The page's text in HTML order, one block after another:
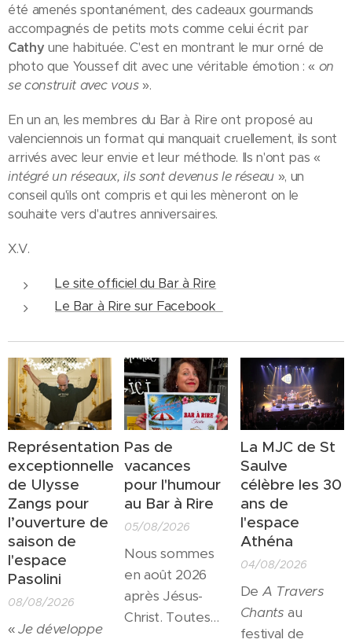
été amenés spontanément, des cadeaux gourmands
accompagnés de petits mots comme celui écrit par
Cathy une habituée. C'est en montrant le mur orné de
photo que Youssef dit avec une véritable émotion : « on
se construit avec vous».
En un an, les membres du Bar à Rire ont proposé au
valenciennois un format qui manquait cruellement, ils sont
arrivés avec leur envie et leur méthode. Ils n'ont pas «
intégré un réseaux, ils sont devenus le réseau », un
conseil qu'ils ont compris et qui les mèneront on le
souhaite vers d'autres anniversaires.
X.V.
Le site officiel du Bar à Rire
Le Bar à Rire sur Facebook
Représentation
exceptionnelle
de Ulysse
Zangs pour
l’ouverture de
saison de
l'espace
Pasolini
08/08/2026
«Je développe
Pas de
vacances
pour l'humour
au Bar à Rire
05/08/2026
Nous sommes
en août 2026
après Jésus-
Christ. Toutes
La MJC de St
Saulve
célèbre les 30
ans de
l'espace
Athéna
04/08/2026
De A Travers
Chantsau
festival de